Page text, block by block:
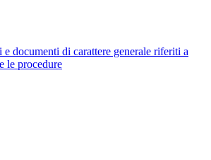
e documenti di carattere generale riferiti a
le procedure